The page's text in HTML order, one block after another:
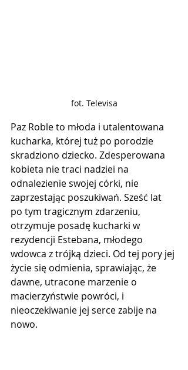
fot. Televisa
Paz Roble to młoda i utalentowana
kucharka, której tuż po porodzie
skradziono dziecko. Zdesperowana
kobieta nie traci nadziei na
odnalezienie swojej córki, nie
zaprzestając poszukiwań. Sześć lat
po tym tragicznym zdarzeniu,
otrzymuje posadę kucharki w
rezydencji Estebana, młodego
wdowca z trójką dzieci. Od tej pory jej
życie się odmienia, sprawiając, że
dawne, utracone marzenie o
macierzyństwie powróci, i
nieoczekiwanie jej serce zabije na
nowo.